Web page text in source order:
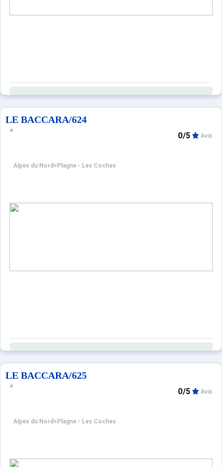
LE BACCARA/624
Alpes du Nord > Plagne - Les Coches
0/5 Avis
LE BACCARA/625
Alpes du Nord > Plagne - Les Coches
0/5 Avis